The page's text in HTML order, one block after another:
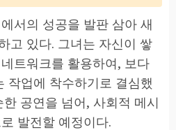
서의 성공을 발판 삼아 새
고 있다. 그녀는 자신이 쌓
트워크를 활용하여, 보다
작업에 착수하기로 결심했
공연을 넘어, 사회적 메시
발전할 예정이다.